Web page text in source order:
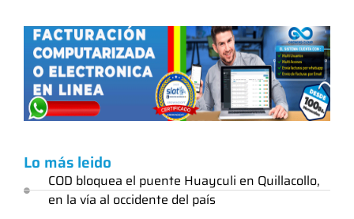
Lo más leido
COD bloquea el puente Huayculi en Quillacollo,
en la vía al occidente del país